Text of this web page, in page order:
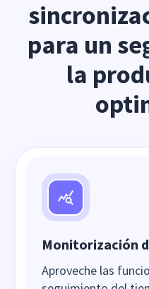
para un
la
Monitorización
Aproveche las